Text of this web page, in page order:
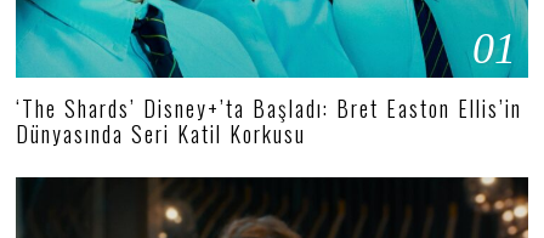
01
‘The Shards’ Disney+’ta Başladı: Bret Easton Ellis’in
Dünyasında Seri Katil Korkusu